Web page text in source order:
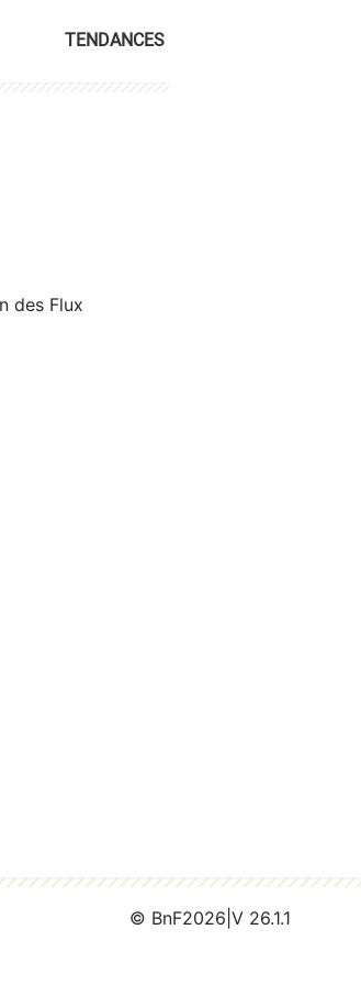
TENDANCES
des Flux
© BnF2026 V 26.1.1